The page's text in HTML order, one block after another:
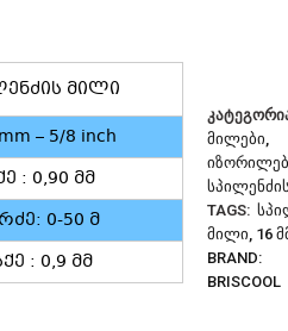
მილი
– 5/8 inch
: 0,90 მმ
0-50 მ
: 0,9 მმ
ᲛᲘᲚᲔᲑᲘ,
TAGS:
ᲛᲘᲚᲘ, 16
BRAND:
BRISCOOL